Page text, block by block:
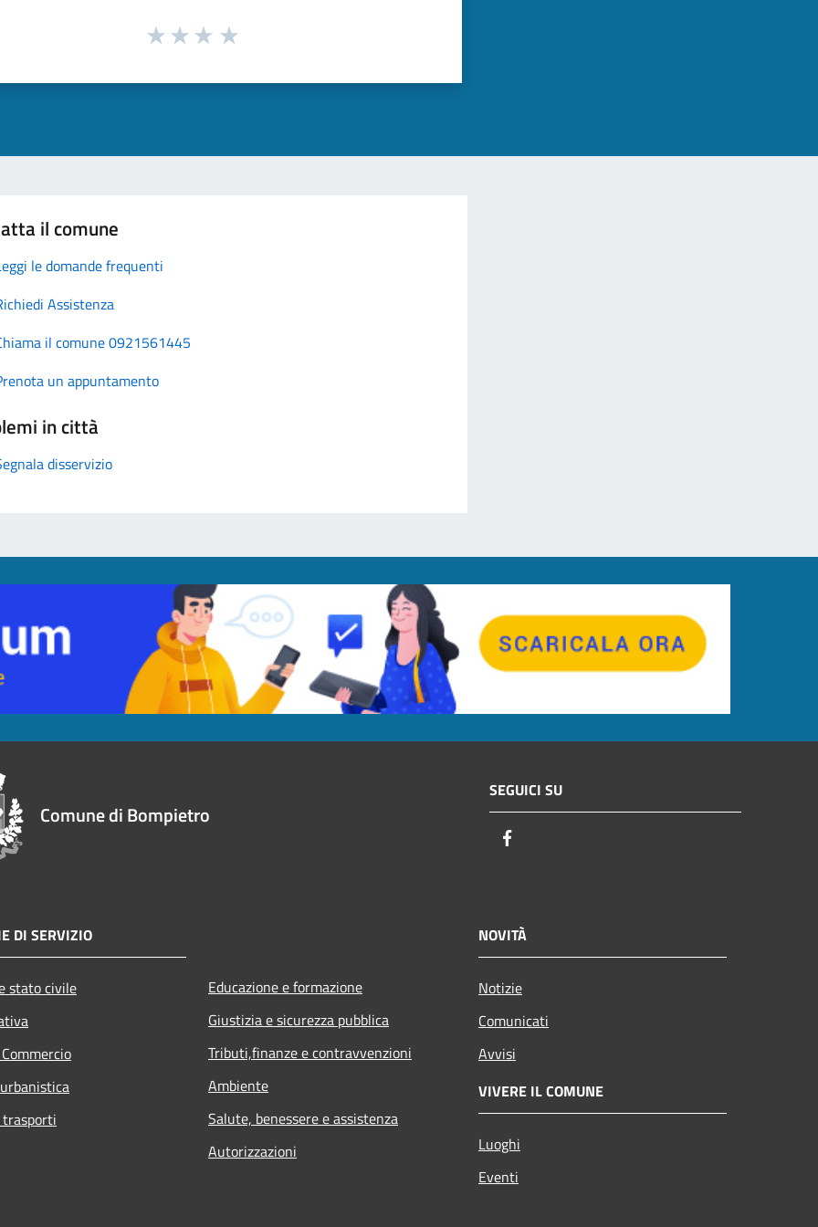
il comune
le domande frequenti
Assistenza
il comune 0921561445
un appuntamento
in città
disservizio
Comune di Bompietro
SEGUICI SU
DI SERVIZIO
stato civile
Educazione e formazione
Giustizia e sicurezza pubblica
Tributi,finanze e contravvenzioni
Ambiente
Salute, benessere e assistenza
Autorizzazioni
NOVITÀ
Notizie
Comunicati
Avvisi
VIVERE IL COMUNE
Luoghi
Eventi